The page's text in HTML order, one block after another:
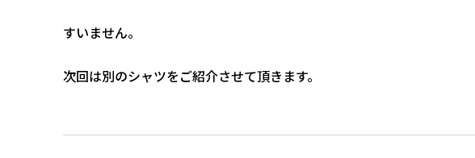
すいません。
次回は別のシャツをご紹介させて頂きます。